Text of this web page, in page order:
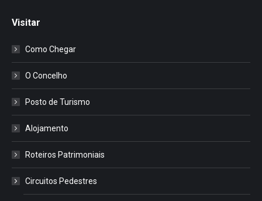
Visitar
Como Chegar
O Concelho
Posto de Turismo
Alojamento
Roteiros Patrimoniais
Circuitos Pedestres